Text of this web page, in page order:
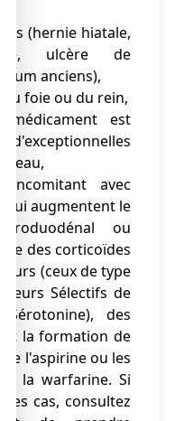
(hernie hiatale,
ulcère de
anciens),
du foie ou du rein,
est
d'exceptionnelles
peau,
avec
qui augmentent le
ou
des corticoïdes
(ceux de type
Sélectifs de
des
la formation de
l'aspirine ou les
la warfarine. Si
ces cas, consultez